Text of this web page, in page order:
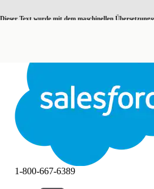
Dieser Text wurde mit dem maschinellen
Schließen
1-800-667-6389